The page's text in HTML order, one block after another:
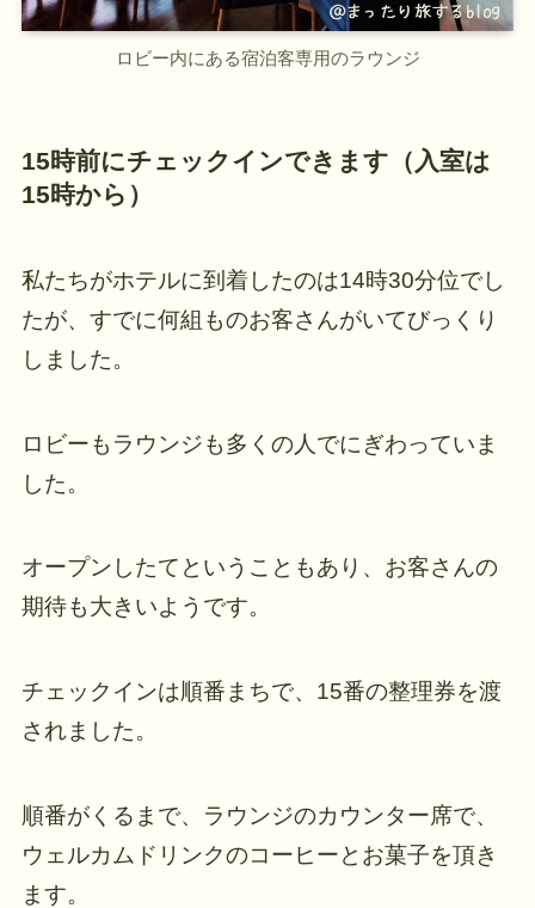
ロビー内にある宿泊客専用のラウンジ
15時前にチェックインできます（入室は
15時から）
私たちがホテルに到着したのは14時30分位でし
たが、すでに何組ものお客さんがいてびっくり
しました。
ロビーもラウンジも多くの人でにぎわっていま
した。
オープンしたてということもあり、お客さんの
期待も大きいようです。
チェックインは順番まちで、15番の整理券を渡
されました。
順番がくるまで、ラウンジのカウンター席で、
ウェルカムドリンクのコーヒーとお菓子を頂き
ます。